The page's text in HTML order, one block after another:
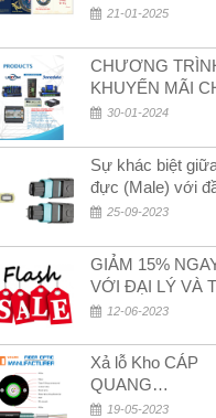
– Xuân Bính Ngọ!
21-01-2025
CHƯƠNG
KHUYẾN MÃI
MỪNG NĂM MỚI
30-01-2024
Sự khác biệt
đực (Male) với
(Female) trong bộ
25-09-2023
GIẢM 15%
VỚI ĐẠI LÝ VÀ
QUÀ KHÁCH
12-06-2023
Xả lỗ Kho CÁP
QUANG
MULTIMODE CÁP
19-05-2023